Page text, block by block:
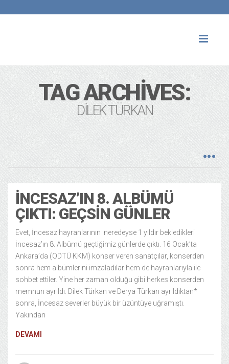
TAG ARCHIVES:
DILEK TÜRKAN
İNCESAZ’IN 8. ALBÜMÜ
ÇIKTI: GEÇSIN GÜNLER
Evet, İncesaz hayranlarının neredeyse 1 yıldır bekledikleri
İncesaz’ın 8. Albümü geçtiğimiz günlerde çıktı. 16 Ocak’ta
Ankara’da (ODTÜ KKM) konser veren sanatçılar, konserden
sonra hem albümlerini imzaladılar hem de hayranlarıyla ile
sohbet ettiler. Yine her zaman olduğu gibi herkes konserden
memnun ayrıldı. Dilek Türkan ve Derya Türkan ayrıldıktan*
sonra, İncesaz severler büyük bir üzüntüye uğramıştı.
Yakından
DEVAMI